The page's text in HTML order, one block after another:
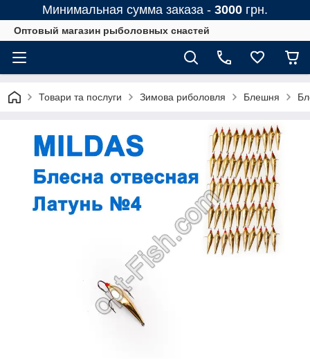
Минимальная сумма заказа - 3000 грн.
Оптовый магазин рыболовных снастей
Товари та послуги Зимова риболовля Блешня